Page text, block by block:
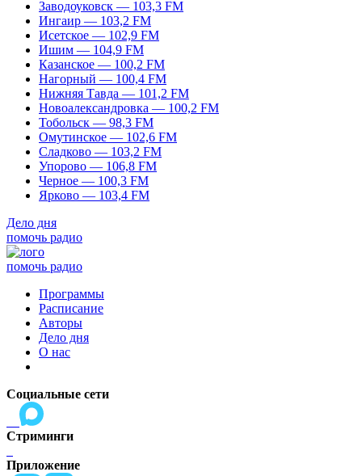
Заводоуковск — 103,3 FM
Ингаир — 103,2 FM
Исетское — 102,9 FM
Ишим — 104,9 FM
Казанское — 100,2 FM
Нагорный — 100,4 FM
Нижняя Тавда — 101,2 FM
Новоалександровка — 100,2 FM
Тобольск — 98,3 FM
Омутинское — 102,6 FM
Сладково — 103,2 FM
Упорово — 106,8 FM
Черное — 100,3 FM
Ярково — 103,4 FM
Дело дня
помочь радио
помочь радио
Программы
Расписание
Авторы
Дело дня
О нас
Социальные сети
Стриминги
Приложение